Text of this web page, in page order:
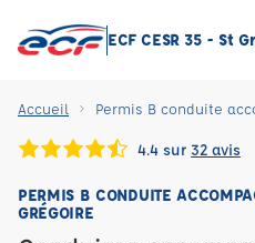
ECF CESR 35 - St
Accueil Permis B conduite
4.4 sur 32 avis
PERMIS B CONDUITE
GRÉGOIRE